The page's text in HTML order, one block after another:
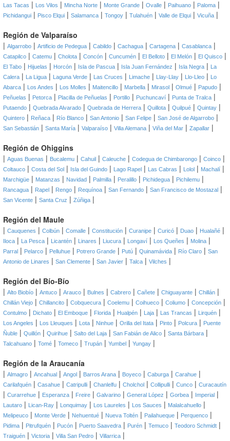
Las Tacas | Los Vilos | Mincha Norte | Monte Grande | Ovalle | Paihuano | Paloma |
Pichidangui | Pisco Elqui | Salamanca | Tongoy | Tulahuén | Valle de Elqui | Vicuña |
Región de Valparaíso
| Algarrobo | Artificio de Pedegua | Cabildo | Cachagua | Cartagena | Casablanca |
Catapilco | Catemu | Cholota | Concón | Cuncumén | El Belloto | El Melón | El Quisco |
El Tabo | Hijuelas | Horcón | Isla de Pascua | Isla Juan Fernández | Isla Negra |
La
Calera | La Ligua | Laguna Verde | Las Cruces | Limache | Llay-Llay | Llo-Lleo |
Lo
Abarca | Los Andes | Los Molles | Maitencillo | Marbella | Mirasol | Olmué | Papudo |
Peñuelas | Petorca | Placilla de Peñuelas | Portillo | Puchuncaví | Punta de Tralca |
Putaendo | Quebrada Alvarado | Quebrada de Herrera | Quillota | Quilpué | Quintay |
Quintero | Reñaca | Río Blanco | San Antonio | San Felipe | San José de Algarrobo |
San Sebastián | Santa María | Valparaíso | Villa Alemana | Viña del Mar | Zapallar |
Región de Ohiggins
| Aguas Buenas | Bucalemu | Cahuil | Caleuche | Codegua de Chimbarongo | Coinco |
Coltauco | Costa del Sol | Isla del Guindo | Lago Rapel | Las Cabras | Lolol | Machalí |
Marchigüe | Matanzas | Navidad | Palmilla | Peralillo | Pichidegua | Pichilemu |
Rancagua | Rapel | Rengo | Requínoa | San Fernando | San Francisco de Mostazal |
San Vicente | Santa Cruz | Zúñiga |
Región del Maule
| Cauquenes | Colbún | Comalle | Constitución | Curanipe | Curicó | Duao | Hualañé |
Iloca | La Pesca | Licantén | Linares | Liucura | Longaví | Los Queñes | Molina |
Parral | Pelarco | Pelluhue | Potrero Grande | Putú | Quinamávida | Río Claro | San
Antonio de Linares | San Clemente | San Javier | Talca | Vilches |
Región del Bío-Bío
| Alto Biobío | Antuco | Arauco | Bulnes | Cabrero | Cañete | Chiguayante | Chillán |
Chillán Viejo | Chillancito | Cobquecura | Coelemu | Coihueco | Coliumo | Concepción |
Contulmo | Dichato | El Emboque | Florida | Hualpén | Laja | Las Trancas | Lirquén |
Los Angeles | Los Lleuques | Lota | Ninhue | Orilla del Itata | Pinto | Polcura | Puente
Ñuble | Quillón | Quirihue | Salto del Laja | San Fabián de Alico | Santa Bárbara |
Talcahuano | Tomé | Tomeco | Trupán | Yumbel | Yungay |
Región de la Araucanía
| Almagro | Ancahual | Angol | Barros Arana | Boyeco | Caburga | Carahue |
Carilafquén | Casahue | Catripulli | Chanlelfu | Cholchol | Collipulli | Cunco | Curacautín
| Curarrehue | Esperanza | Freire | Galvarino | General López | Gorbea | Imperial |
Lautaro | Lican-Ray | Lonquimay | Los Laureles | Los Sauces | Malalcahuello |
Melipeuco | Monte Verde | Nehuentué | Nueva Toltén | Pailahueque | Perquenco |
Pidima | Pitrufquén | Pucón | Puerto Saavedra | Purén | Temuco | Teodoro Schmidt |
Traiguén | Victoria | Villa San Pedro | Villarrica |